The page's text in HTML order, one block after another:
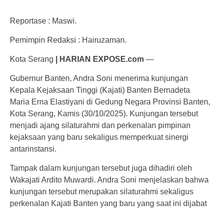
Reportase : Maswi.
Pemimpin Redaksi : Hairuzaman.
Kota Serang | HARIAN EXPOSE.com —
Gubernur Banten, Andra Soni menerima kunjungan
Kepala Kejaksaan Tinggi (Kajati) Banten Bernadeta
Maria Erna Elastiyani di Gedung Negara Provinsi Banten,
Kota Serang, Kamis (30/10/2025). Kunjungan tersebut
menjadi ajang silaturahmi dan perkenalan pimpinan
kejaksaan yang baru sekaligus memperkuat sinergi
antarinstansi.
Tampak dalam kunjungan tersebut juga dihadiri oleh
Wakajati Ardito Muwardi. Andra Soni menjelaskan bahwa
kunjungan tersebut merupakan silaturahmi sekaligus
perkenalan Kajati Banten yang baru yang saat ini dijabat